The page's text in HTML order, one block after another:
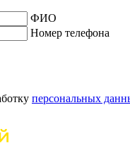
ФИО
Номер телефона
персональных